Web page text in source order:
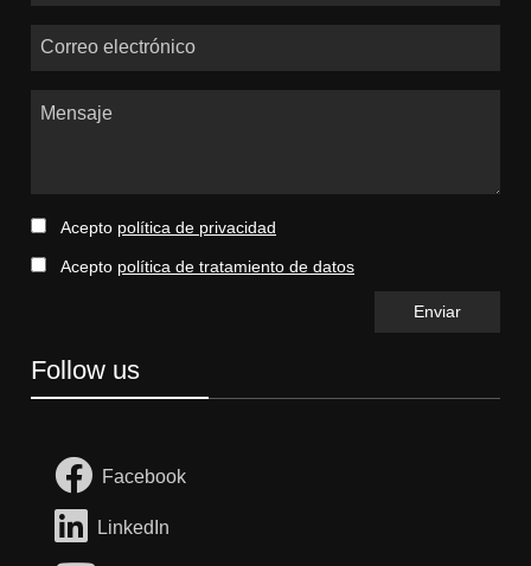
Correo electrónico
Mensaje
Acepto política de privacidad
Acepto política de tratamiento de datos
Follow us
Facebook
LinkedIn